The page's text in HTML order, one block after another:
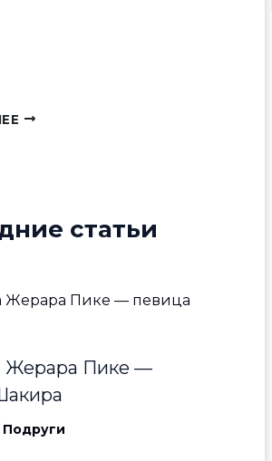
статьи
Жерара Пике —
Подруги